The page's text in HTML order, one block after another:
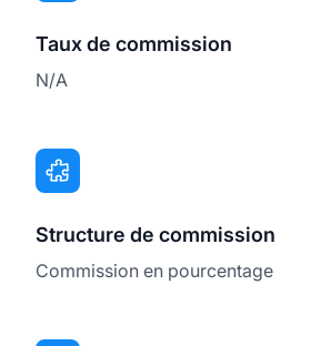
Taux de commission
N/A
Structure de commission
Commission en pourcentage